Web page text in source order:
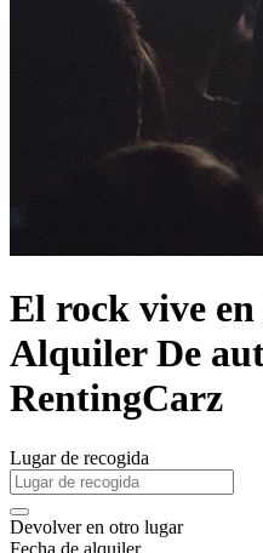
El rock vive
Alquiler De
RentingCarz
Lugar de recogida
Devolver en otro lugar
Fecha de alquiler